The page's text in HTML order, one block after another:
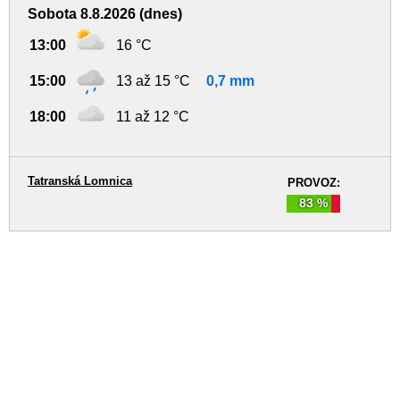
Sobota 8.8.2026 (dnes)
13:00 16 °C
15:00 13 až 15 °C 0,7 mm
18:00 11 až 12 °C
PROVOZ:
83 %
Tatranská Lomnica